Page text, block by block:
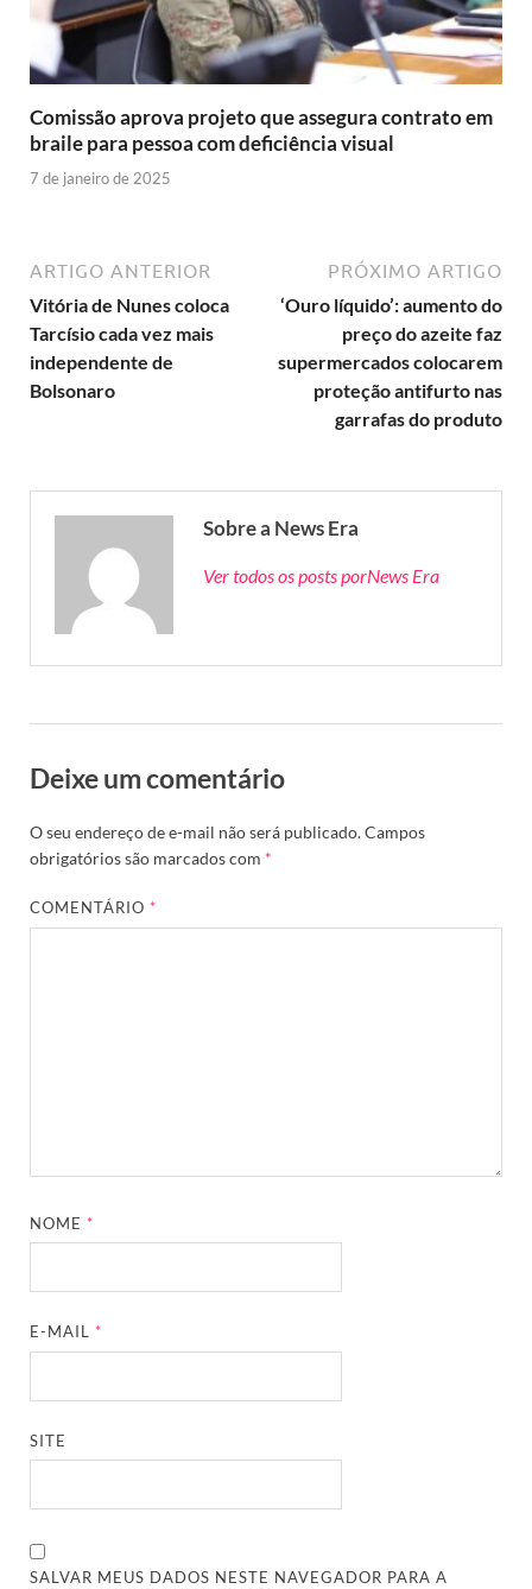
Comissão aprova projeto que assegura contrato em
braile para pessoa com deficiência visual
7 de janeiro de 2025
ARTIGO ANTERIOR
Vitória de Nunes coloca
Tarcísio cada vez mais
independente de
Bolsonaro
PRÓXIMO ARTIGO
‘Ouro líquido’: aumento do
preço do azeite faz
supermercados colocarem
proteção antifurto nas
garrafas do produto
Sobre a News Era
Ver todos os posts porNews Era
Deixe um comentário
O seu endereço de e-mail não será publicado.Campos
obrigatórios são marcados com *
COMENTÁRIO*
NOME*
E-MAIL*
SITE
SALVAR MEUS DADOS NESTE NAVEGADOR PARA A